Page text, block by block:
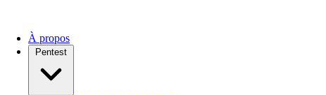
À propos